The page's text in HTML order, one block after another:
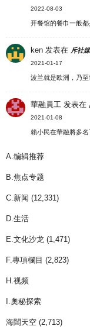
2022-08-03
开餐馆的餐巾一般
ken 发表在 斥社
2021-01-17
波兰就是欧洲，乃
華融員工 发表在
2021-01-08
賴小民在華融將多
A.编辑推荐
B.焦点专题
C.新闻 (12,331)
D.生活
E.文化沙龙 (1,471)
F.專項欄目 (2,823)
H.视频
I.奧秘探索
海闊天空 (2,713)